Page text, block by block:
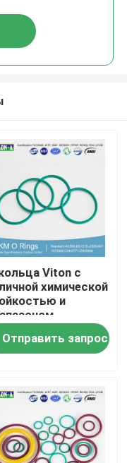
Viton с
химической
и
в 000 ПСИ
Отправить запрос